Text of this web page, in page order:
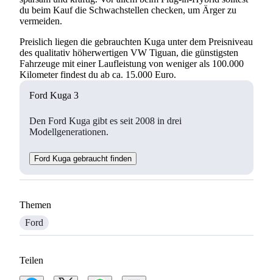
du beim Kauf die Schwachstellen checken, um Ärger zu
vermeiden.
Preislich liegen die gebrauchten Kuga unter dem Preisniveau
des qualitativ höherwertigen VW Tiguan, die günstigsten
Fahrzeuge mit einer Laufleistung von weniger als 100.000
Kilometer findest du ab ca. 15.000 Euro.
Ford Kuga 3
Den Ford Kuga gibt es seit 2008 in drei
Modellgenerationen.
Ford Kuga gebraucht finden
Themen
Ford
Teilen